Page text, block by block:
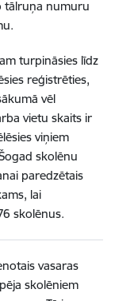
tālruņa numuru
turpināsies līdz
reģistrēties,
vēl
vietu skaits ir
viņiem
skolēnu
paredzētais
lai
skolēnus.
vasaras
skolēniem